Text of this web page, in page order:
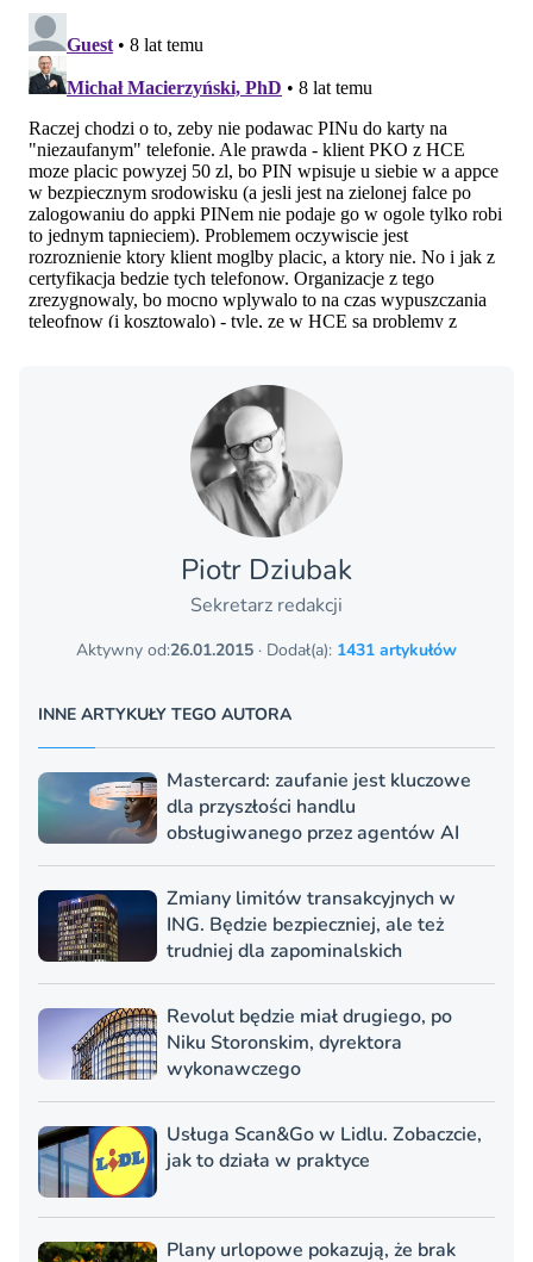
Piotr Dziubak
Sekretarz redakcji
Aktywny od:26.01.2015 · Dodał(a): 1431 artykułów
INNE ARTYKUŁY TEGO AUTORA
Mastercard: zaufanie jest kluczowe
dla przyszłości handlu
obsługiwanego przez agentów AI
Zmiany limitów transakcyjnych w
ING. Będzie bezpieczniej, ale też
trudniej dla zapominalskich
Revolut będzie miał drugiego, po
Niku Storonskim, dyrektora
wykonawczego
Usługa Scan&Go w Lidlu. Zobaczcie,
jak to działa w praktyce
Plany urlopowe pokazują, że brak